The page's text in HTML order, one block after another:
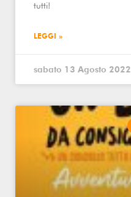
tutti!
LEGGI »
sabato 13 Agosto 2022